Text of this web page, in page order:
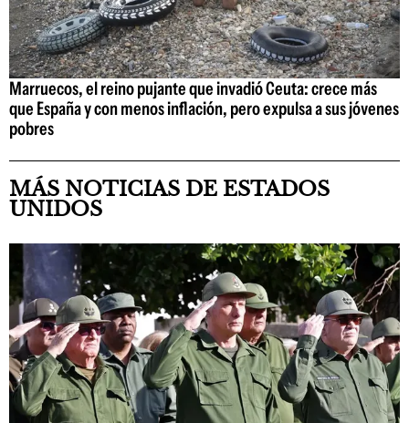
Marruecos, el reino pujante que invadió Ceuta: crece más
que España y con menos inflación, pero expulsa a sus jóvenes
pobres
MÁS NOTICIAS DE ESTADOS
UNIDOS